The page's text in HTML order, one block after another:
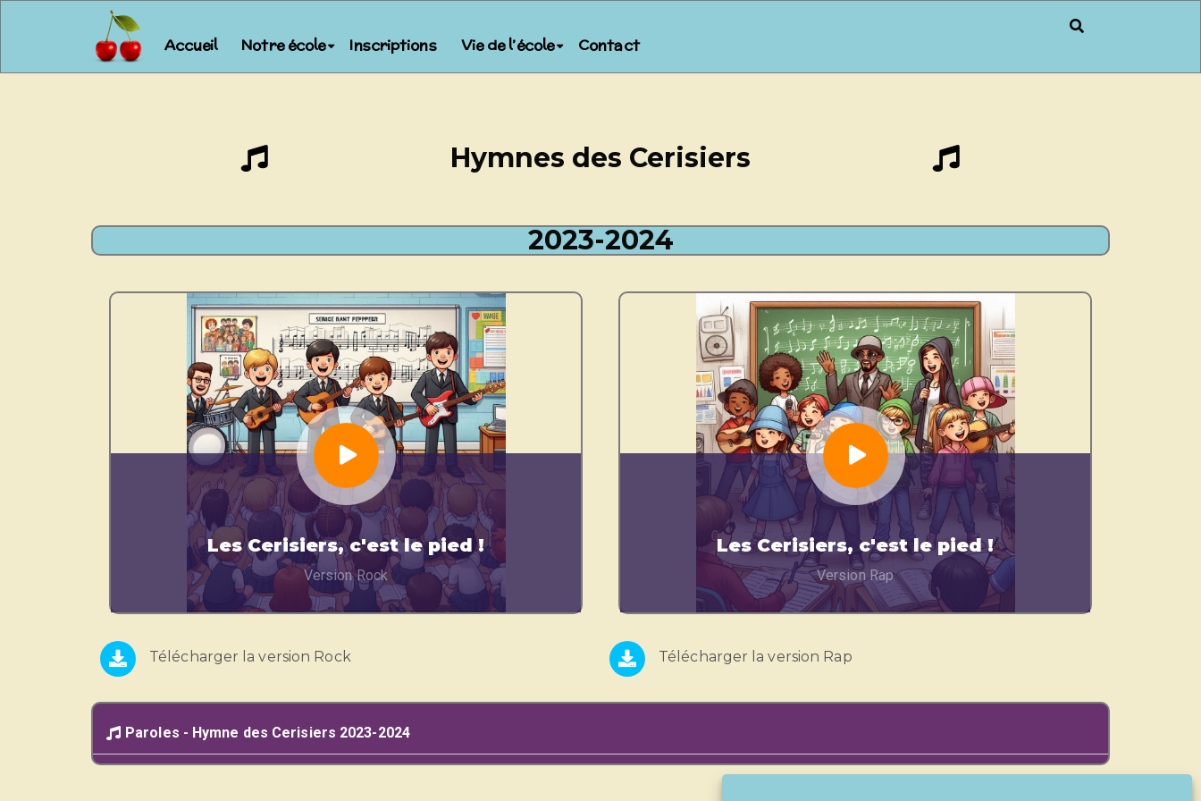
Accueil Notre école Inscriptions Vie de l’école Contact
Hymnes des Cerisiers
2023-2024
Les Cerisiers, c'est le pied !
Version Rock
Télécharger la version Rock
Les Cerisiers, c'est le pied !
Version Rap
Télécharger la version Rap
Paroles - Hymne des Cerisiers 2023-2024